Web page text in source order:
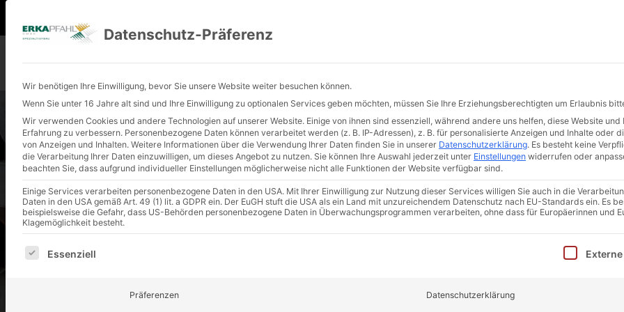
Datenschutz-Präferenz
Wir benötigen Ihre Einwilligung, bevor Sie unsere Website weiter besuchen können.
Wenn Sie unter 16 Jahre alt sind und Ihre Einwilligung zu optionalen Services geben möchten, müssen Sie Ihre Erziehungsberechtigten um Erlaubnis
Wir verwenden Cookies und andere Technologien auf unserer Website. Einige von ihnen sind essenziell, während andere uns helfen, diese Website und
Erfahrung zu verbessern. Personenbezogene Daten können verarbeitet werden (z. B. IP-Adressen), z. B. für personalisierte Anzeigen und Inhalte oder
von Anzeigen und Inhalten. Weitere Informationen über die Verwendung Ihrer Daten finden Sie in unserer Datenschutzerklärung. Es besteht keine
die Verarbeitung Ihrer Daten einzuwilligen, um dieses Angebot zu nutzen. Sie können Ihre Auswahl jederzeit unter Einstellungen widerrufen oder
beachten Sie, dass aufgrund individueller Einstellungen möglicherweise nicht alle Funktionen der Website verfügbar sind.
Einige Services verarbeiten personenbezogene Daten in den USA. Mit Ihrer Einwilligung zur Nutzung dieser Services willigen Sie auch in die
Daten in den USA gemäß Art. 49 (1) lit. a GDPR ein. Der EuGH stuft die USA als ein Land mit unzureichendem Datenschutz nach EU-Standards ein. Es
beispielsweise die Gefahr, dass US-Behörden personenbezogene Daten in Überwachungsprogrammen verarbeiten, ohne dass für Europäerinnen und
Klagemöglichkeit besteht.
Es folgt eine Liste der Service-Gruppen, für die eine Einwilligung erteilt werden kann. Die erste Service-Gruppe
Essenziell
Präferenzen Datenschutzerklärung